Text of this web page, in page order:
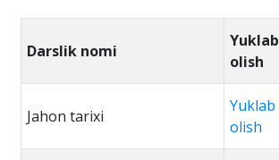
Darslik nomi
Yuklab
olish
Jahon tarixi
Yuklab
olish